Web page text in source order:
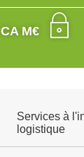
CA M€
Services à
logistique